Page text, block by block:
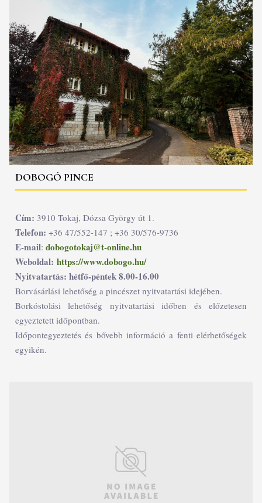
DOBOGÓ PINCE
Cím: 3910 Tokaj, Dózsa György út 1.
Telefon: +36 47/552-147 ; +36 30/576-9736
E-mail: dobogotokaj@t-online.hu
Weboldal: https://www.dobogo.hu/
Nyitvatartás: hétfő-péntek 8.00-16.00
Borvásárlási lehetőség a pincészet nyitvatartási idejében.
Borkóstolási lehetőség nyitvatartási időben és előzetesen
egyeztetett időpontban.
Időpontegyeztetés és bővebb információ a fenti elérhetőségek
egyikén.